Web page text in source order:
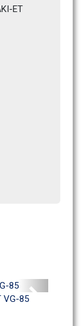
ET
VG-85